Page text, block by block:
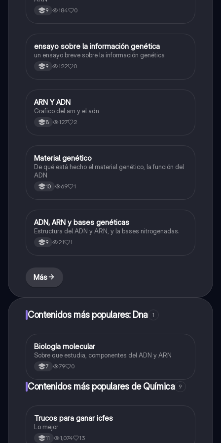
9 184 0
Biologia
ensayo sobre la información genética
un ensayo breve sobre la información genética
9 122 0
Biologia
ARN Y ADN
Grafico del arn y el adn
8 127 2
Biologia
Material genético
De qué está hecho el material genético, la función del
ADN
10 69 1
Biologia
ADN, ARN y bases genéticas
Estructura del ADN y ARN, y la bases nitrogenadas.
9 21 1
Más
Contenidos más populares: Dna 1
Biologia
Biología molecular
Sobre que estudia, componentes del ADN y ARN
7 79 0
Contenidos más populares de Química 9
Química
Trucos para ganar icfes
Lo mejor
11 1,074 13